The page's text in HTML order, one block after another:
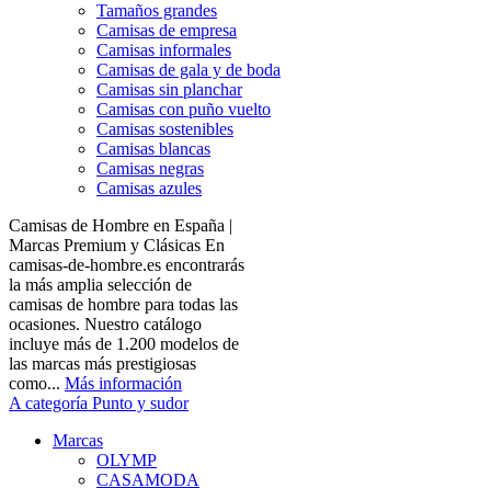
Tamaños grandes
Camisas de empresa
Camisas informales
Camisas de gala y de boda
Camisas sin planchar
Camisas con puño vuelto
Camisas sostenibles
Camisas blancas
Camisas negras
Camisas azules
Camisas de Hombre en España |
Marcas Premium y Clásicas En
camisas-de-hombre.es encontrarás
la más amplia selección de
camisas de hombre para todas las
ocasiones. Nuestro catálogo
incluye más de 1.200 modelos de
las marcas más prestigiosas
como... Más información
A categoría Punto y sudor
Marcas
OLYMP
CASAMODA